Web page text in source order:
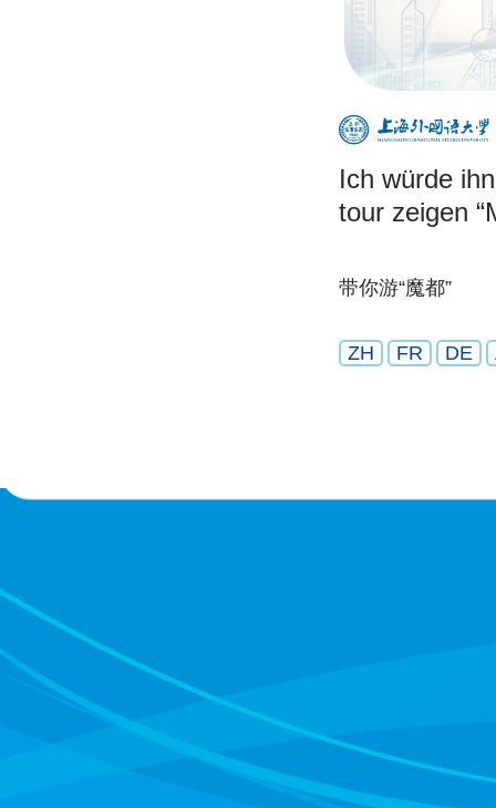
Ich würde
tour zeigen
带你游“魔都”
ZH FR DE